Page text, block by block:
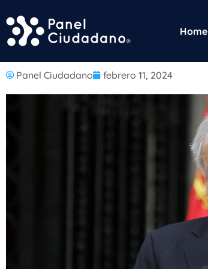
Home
Panel Ciudadano febrero 11, 2024